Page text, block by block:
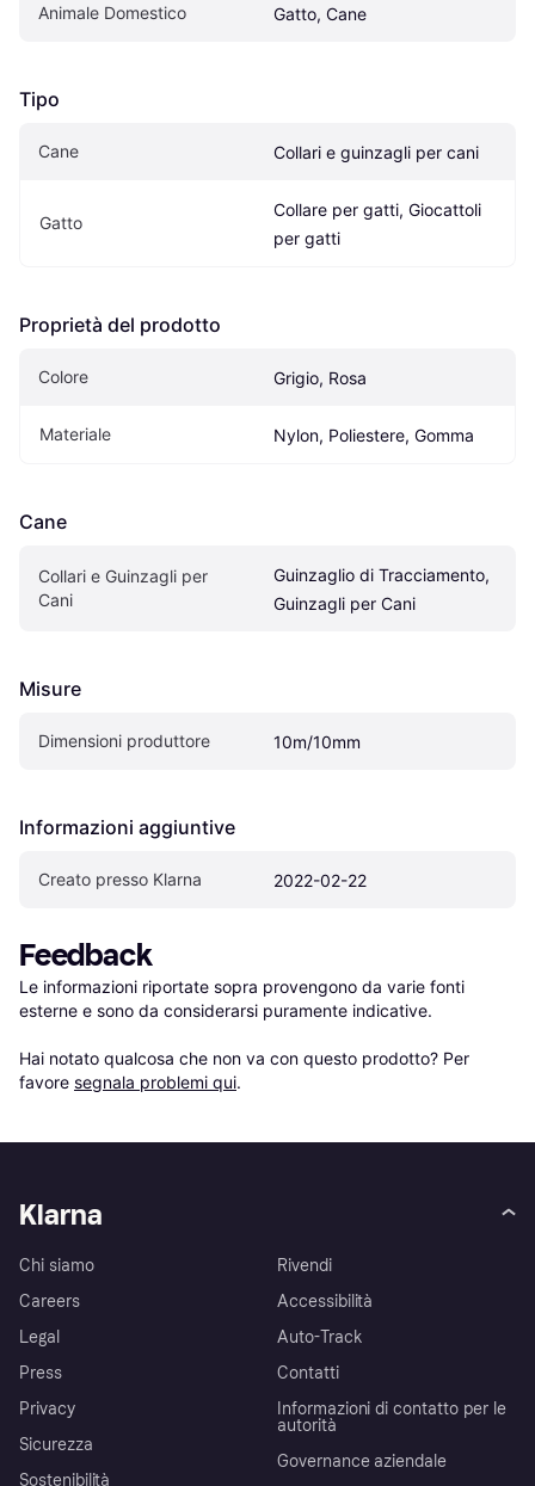
Animale Domestico Gatto, Cane
Tipo
Cane Collari e guinzagli per cani
Gatto
Collare per gatti, Giocattoli
per gatti
Proprietà del prodotto
Colore Grigio, Rosa
Materiale Nylon, Poliestere, Gomma
Cane
Collari e Guinzagli per
Cani
Guinzaglio di Tracciamento,
Guinzagli per Cani
Misure
Dimensioni produttore 10m/10mm
Informazioni aggiuntive
Creato presso Klarna 2022-02-22
Feedback
Le informazioni riportate sopra provengono da varie fonti
esterne e sono da considerarsi puramente indicative.
Hai notato qualcosa che non va con questo prodotto? Per
favore segnala problemi qui.
Klarna
Chi siamo
Careers
Legal
Press
Privacy
Sicurezza
Sostenibilità
Rivendi
Accessibilità
Auto-Track
Contatti
Informazioni di contatto per le
autorità
Governance aziendale